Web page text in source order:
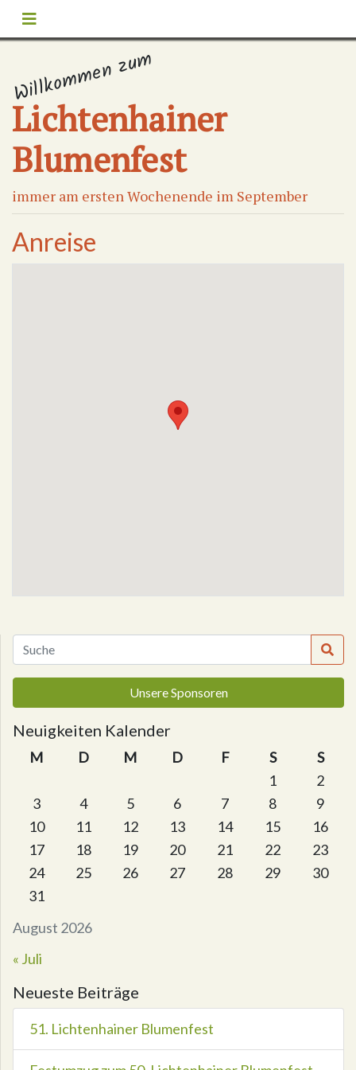
Willkommen zum
Lichtenhainer
Blumenfest
immer am ersten Wochenende im September
Anreise
Unsere Sponsoren
Neuigkeiten Kalender
August 2026
M D M D F S
S
1
2
3
4 5 6 7 8
9
10
11 12 13 14 15
16
17
18 19 20 21 22
23
24
25 26 27 28 29
30
31
« Juli
Neueste Beiträge
51. Lichtenhainer Blumenfest